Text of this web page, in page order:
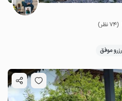
(74 نظر)